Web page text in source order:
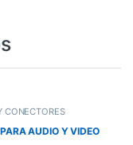
CONECTORES
AUDIO Y VIDEO